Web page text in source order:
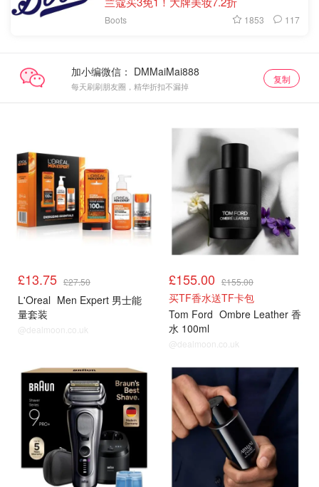
Boots 1853 117
加小编微信：
每天刷刷朋友圈，精华折扣不漏掉
复制
£13.75 £27.50
L'Oreal Men Expert 男士能
量套装
@dealmoon.co.uk
£155.00 £155.00
买TF香水送TF卡包
Tom Ford Ombre Leather 香
水 100ml
@dealmoon.co.uk